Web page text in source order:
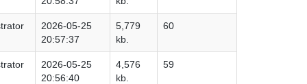
2026-05-25
20:57:37
5,779
kb.
60
2026-05-25
20:56:40
4,576
kb.
59